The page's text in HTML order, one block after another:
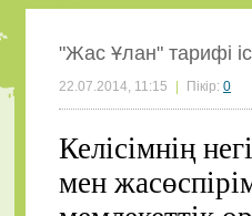
"Жас Ұлан" тарифі
22.07.2014, 11:15 Пікір: 0
Келісімнің
мен